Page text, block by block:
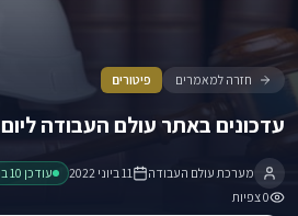
חזרה למאמרים פיטורים
עדכונים באתר עולם העבודה ליום 12.6.22
מערכת עולם העבודה 11 ביוני 2022 עודכן 10 במאי 2026
0צפיות